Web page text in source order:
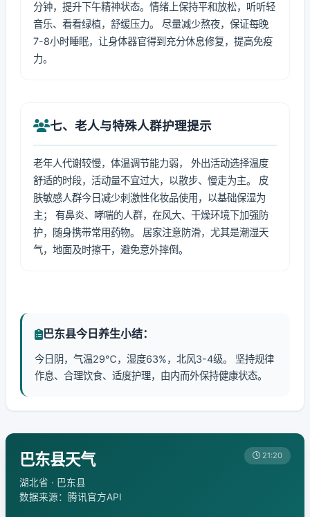
分钟，提升下午精神状态。情绪上保持平和放松，听听轻
音乐、看看绿植，舒缓压力。 尽量减少熬夜，保证每晚
7-8小时睡眠，让身体器官得到充分休息修复，提高免疫
力。
七、老人与特殊人群护理提示
老年人代谢较慢，体温调节能力弱， 外出活动选择温度
舒适的时段，活动量不宜过大，以散步、慢走为主。 皮
肤敏感人群今日减少刺激性化妆品使用，以基础保湿为
主； 有鼻炎、哮喘的人群，在风大、干燥环境下加强防
护，随身携带常用药物。 居家注意防滑，尤其是潮湿天
气，地面及时擦干，避免意外摔倒。
巴东县今日养生小结：
今日阴，气温29℃，湿度63%，北风3-4级。 坚持规律
作息、合理饮食、适度护理，由内而外保持健康状态。
巴东县天气
湖北省 · 巴东县
数据来源：腾讯官方API
21:20